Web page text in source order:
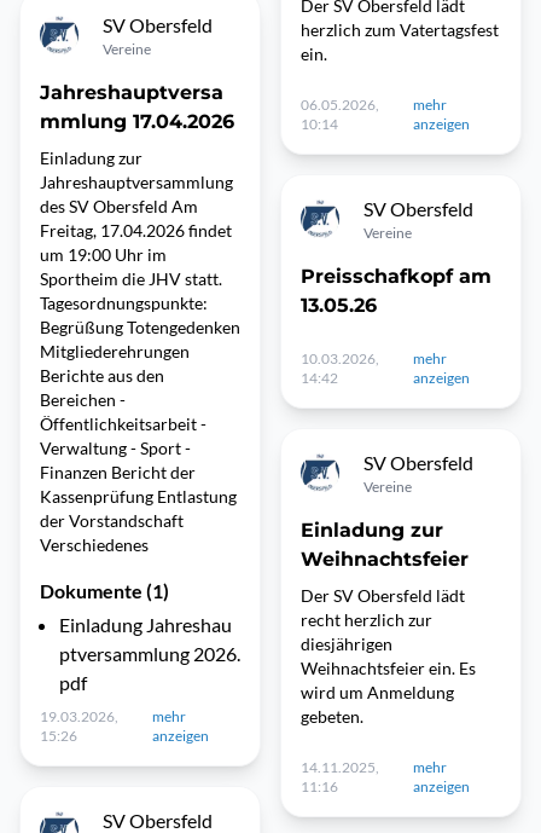
SV Obersfeld
Vereine
Jahreshauptversa
mmlung 17.04.2026
Einladung zur
Jahreshauptversammlung
des SV Obersfeld Am
Freitag, 17.04.2026 findet
um 19:00 Uhr im
Sportheim die JHV statt.
Tagesordnungspunkte:
Begrüßung Totengedenken
Mitgliederehrungen
Berichte aus den
Bereichen -
Öffentlichkeitsarbeit -
Verwaltung - Sport -
Finanzen Bericht der
Kassenprüfung Entlastung
der Vorstandschaft
Verschiedenes
Dokumente (1)
Einladung Jahreshau
ptversammlung 2026.
pdf
19.03.2026,
15:26
mehr
anzeigen
SV Obersfeld
Der SV Obersfeld lädt
herzlich zum Vatertagsfest
ein.
06.05.2026,
10:14
mehr
anzeigen
SV Obersfeld
Vereine
Preisschafkopf am
13.05.26
10.03.2026,
14:42
mehr
anzeigen
SV Obersfeld
Vereine
Einladung zur
Weihnachtsfeier
Der SV Obersfeld lädt
recht herzlich zur
diesjährigen
Weihnachtsfeier ein. Es
wird um Anmeldung
gebeten.
14.11.2025,
11:16
mehr
anzeigen